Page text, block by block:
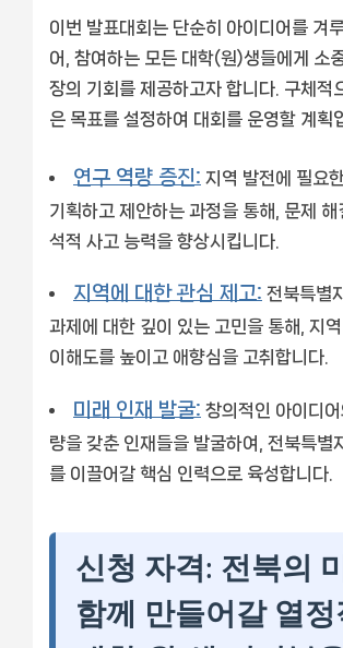
이번 발표대회는 단순히 아이디어를 겨
어, 참여하는 모든 대학(원)생들에게 소
장의 기회를 제공하고자 합니다. 구체적
은 목표를 설정하여 대회를 운영할 계획
연구 역량 증진: 지역 발전에 필요
기획하고 제안하는 과정을 통해, 문제 해
석적 사고 능력을 향상시킵니다.
지역에 대한 관심 제고: 전북특별
과제에 대한 깊이 있는 고민을 통해, 지
이해도를 높이고 애향심을 고취합니다.
미래 인재 발굴: 창의적인 아이디
량을 갖춘 인재들을 발굴하여, 전북특별
를 이끌어갈 핵심 인력으로 육성합니다.
신청 자격: 전북의
함께 만들어갈 열정